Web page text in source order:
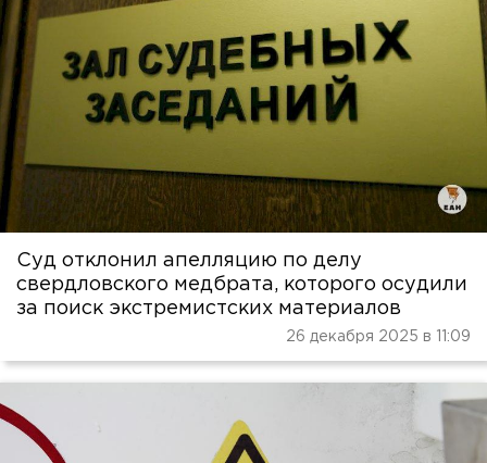
Суд отклонил апелляцию по делу
свердловского медбрата, которого осудили
за поиск экстремистских материалов
26 декабря 2025 в 11:09